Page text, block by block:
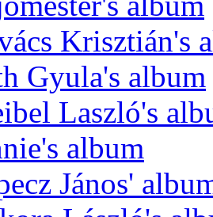
Krisztián's
Gyula's album
Laszló's
album
János'